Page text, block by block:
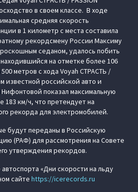
в своем классе. В ходе
средняя скорость
в 1 километр с места составила
рекордсмену России Максиму
седаном, удалось побить
на отметке более 106
метров с хода Voyah СТРАСТЬ /
известной российской авто и
показал максимальную
км/ч, что претендует на
рекорда для электромобилей.
будут переданы в Российскую
(РАФ) для рассмотрения на Совете
утверждения рекордов.
«Дни скорости на льду
сайте https://icerecords.ru